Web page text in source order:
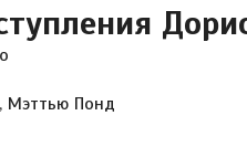
Мэттью Понд